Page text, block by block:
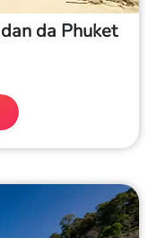
da Phuket